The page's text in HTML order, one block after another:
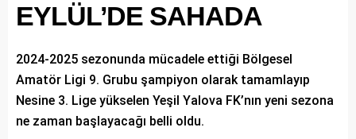
EYLÜL’DE SAHADA
2024-2025 sezonunda mücadele ettiği Bölgesel
Amatör Ligi 9. Grubu şampiyon olarak tamamlayıp
Nesine 3. Lige yükselen Yeşil Yalova FK’nın yeni sezona
ne zaman başlayacağı belli oldu.